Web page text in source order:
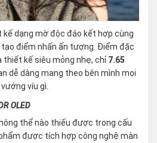
dạng mờ độc đáo kết hợp cùng
điểm nhấn ấn tượng. Điểm đặc
thiết kế siêu mỏng nhẹ, chỉ 7.65
dễ dàng mang theo bên mình mọi
víu gì.
OLED
thể nào thiếu được trong cấu
được tích hợp công nghệ màn